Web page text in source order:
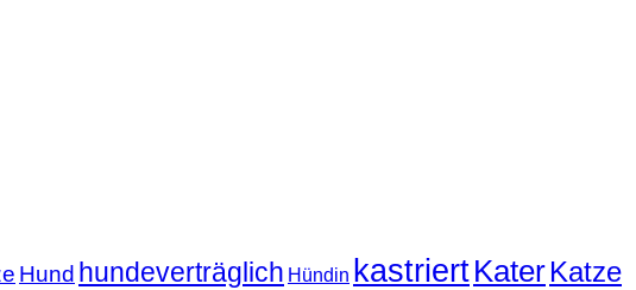
Hund hundeverträglich Hündin kastriertKaterKatze